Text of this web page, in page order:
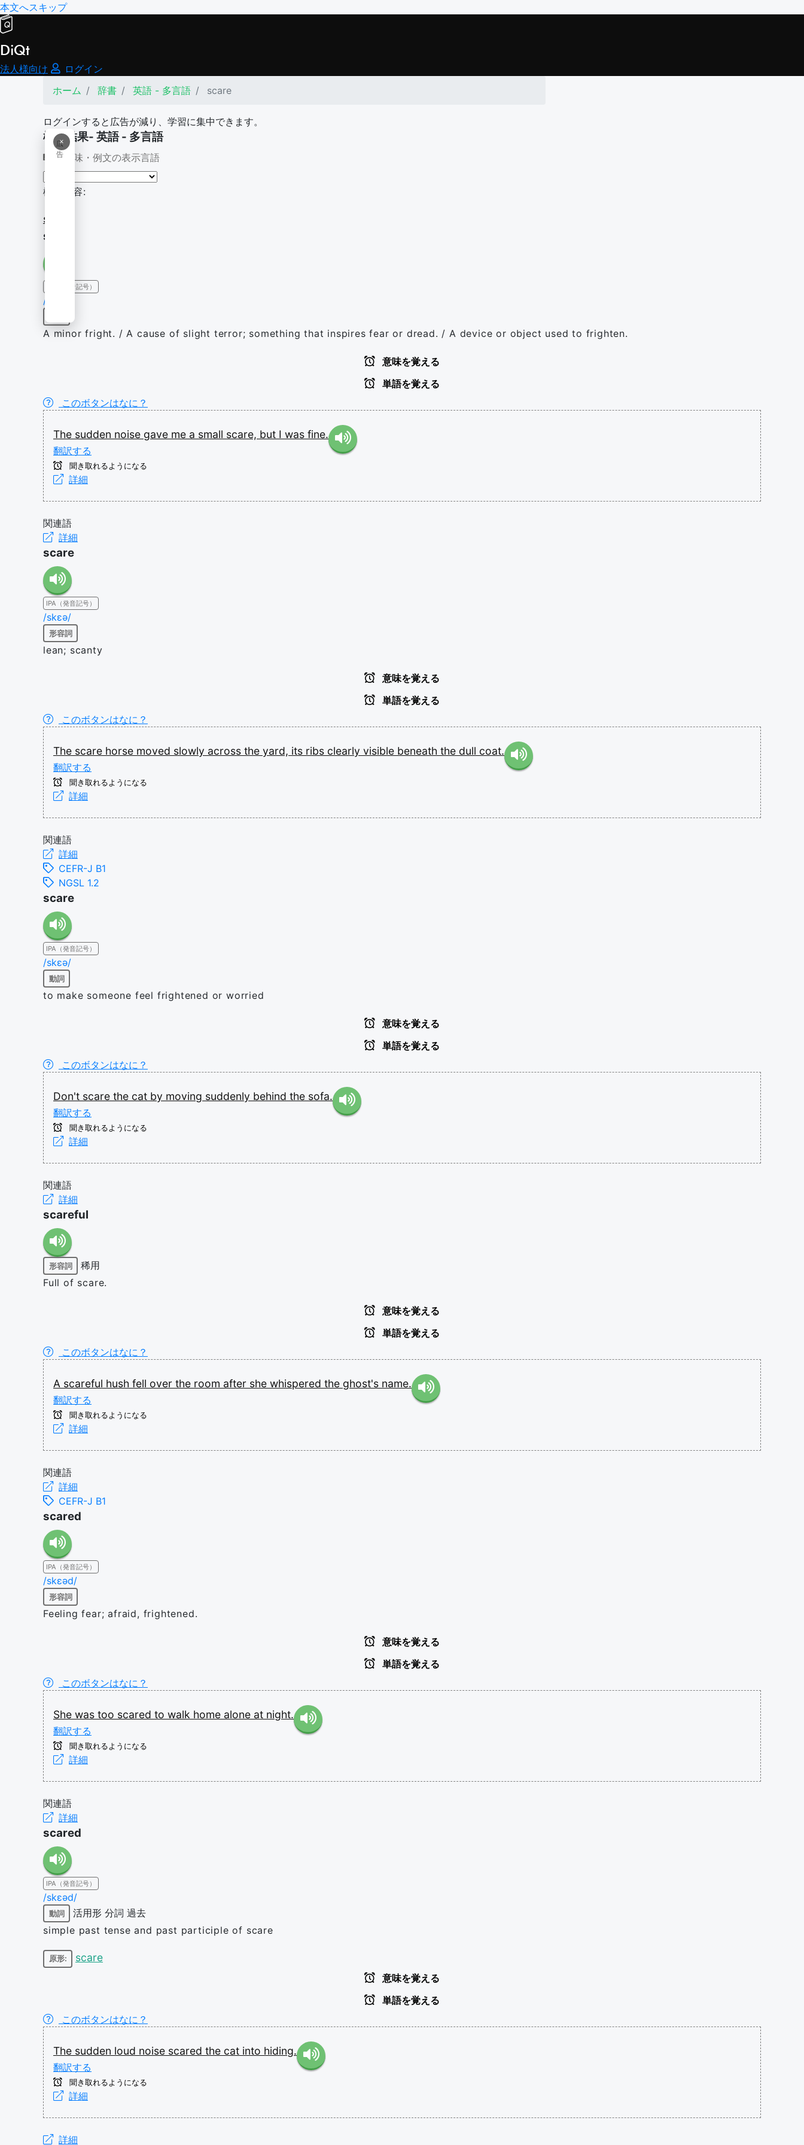
本文へスキップ
DiQt
法人様向け
ログイン
ホーム
辞書 英語 - 多言語 scare
ログインすると広告が減り、学習に集中できます。
×
広
告
検索結果- 英語 - 多言語
意味・例文の表示言語
検索内容:
scare
scare
IPA（発音記号）
/skɛə/
A minor fright. / A cause of slight terror; something that inspires fear or dread. / A device or object used to frighten.
意味を覚える
単語を覚える
このボタンはなに？
The sudden noise gave me a small scare, but I was fine.
翻訳する
聞き取れるようになる
詳細
関連語
詳細
scare
IPA（発音記号）
/skɛə/
形容詞
lean; scanty
意味を覚える
単語を覚える
このボタンはなに？
The scare horse moved slowly across the yard, its ribs clearly visible beneath the dull coat.
翻訳する
聞き取れるようになる
詳細
関連語
詳細
CEFR-J B1
NGSL 1.2
scare
IPA（発音記号）
/skɛə/
動詞
to make someone feel frightened or worried
意味を覚える
単語を覚える
このボタンはなに？
Don't scare the cat by moving suddenly behind the sofa.
翻訳する
聞き取れるようになる
詳細
関連語
詳細
scareful
形容詞
稀用
Full of scare.
意味を覚える
単語を覚える
このボタンはなに？
A scareful hush fell over the room after she whispered the ghost's name.
翻訳する
聞き取れるようになる
詳細
関連語
詳細
CEFR-J B1
scared
IPA（発音記号）
/skɛəd/
形容詞
Feeling fear; afraid, frightened.
意味を覚える
単語を覚える
このボタンはなに？
She was too scared to walk home alone at night.
翻訳する
聞き取れるようになる
詳細
関連語
詳細
scared
IPA（発音記号）
/skɛəd/
動詞 活用形 分詞 過去
simple past tense and past participle of scare
原形: scare
意味を覚える
単語を覚える
このボタンはなに？
The sudden loud noise scared the cat into hiding.
翻訳する
聞き取れるようになる
詳細
詳細